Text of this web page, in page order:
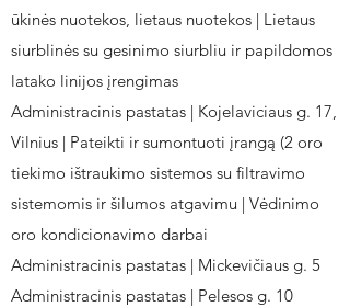
ūkinės nuotekos, lietaus nuotekos | Lietaus
siurblinės su gesinimo siurbliu ir papildomos
latako linijos įrengimas
Administracinis pastatas | Kojelaviciaus g. 17,
Vilnius | Pateikti ir sumontuoti įrangą (2 oro
tiekimo ištraukimo sistemos su filtravimo
sistemomis ir šilumos atgavimu | Vėdinimo
oro kondicionavimo darbai
Administracinis pastatas | Mickevičiaus g. 5
Administracinis pastatas | Pelesos g. 10